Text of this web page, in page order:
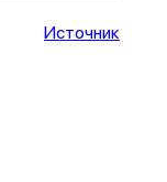
Источник